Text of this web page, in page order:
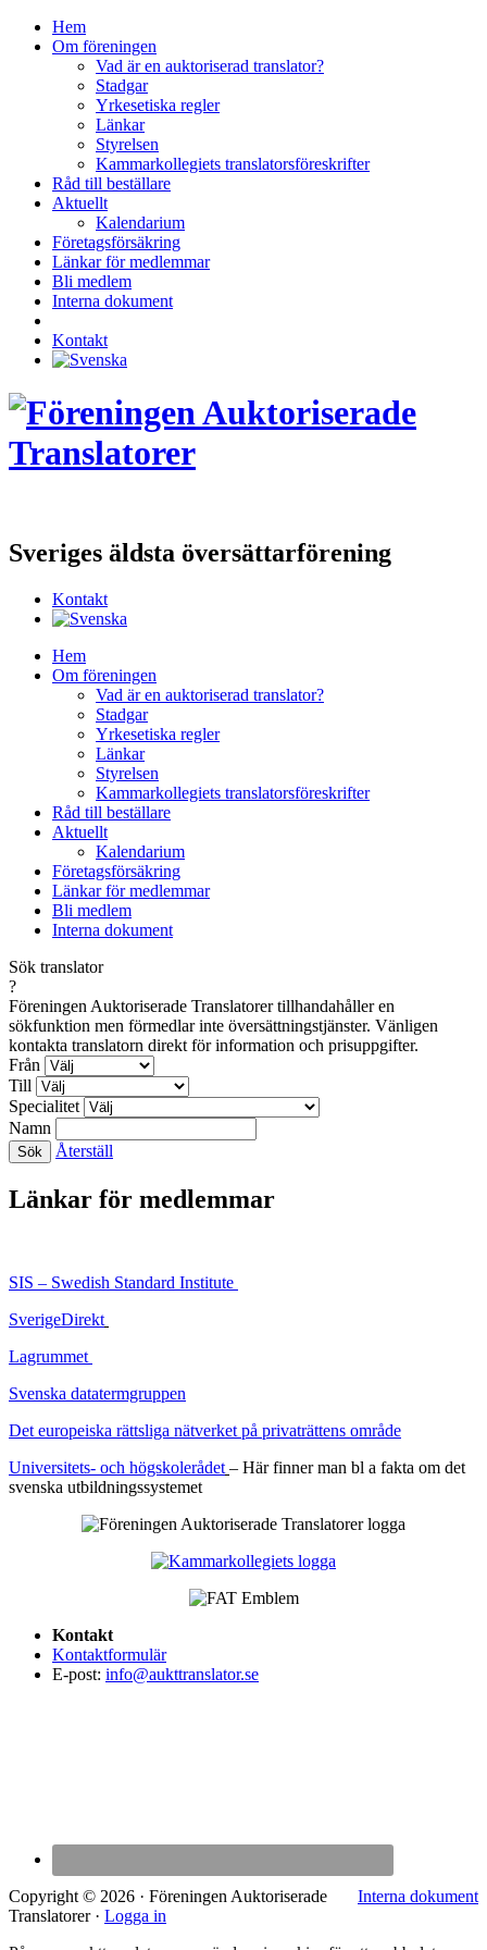
Hem
Om föreningen
Vad är en auktoriserad translator?
Stadgar
Yrkesetiska regler
Länkar
Styrelsen
Kammarkollegiets translatorsföreskrifter
Råd till beställare
Aktuellt
Kalendarium
Företagsförsäkring
Länkar för medlemmar
Bli medlem
Interna dokument
Kontakt
Sveriges äldsta översättarförening
Kontakt
Hem
Om föreningen
Vad är en auktoriserad translator?
Stadgar
Yrkesetiska regler
Länkar
Styrelsen
Kammarkollegiets translatorsföreskrifter
Råd till beställare
Aktuellt
Kalendarium
Företagsförsäkring
Länkar för medlemmar
Bli medlem
Interna dokument
Sök translator
?
Föreningen Auktoriserade Translatorer tillhandahåller en
sökfunktion men förmedlar inte översättningstjänster. Vänligen
kontakta translatorn direkt för information och prisuppgifter.
Från
Till
Specialitet
Namn
Återställ
Länkar för medlemmar
SIS – Swedish Standard Institute
SverigeDirekt
Lagrummet
Svenska datatermgruppen
Det europeiska rättsliga nätverket på privaträttens område
Universitets- och högskolerådet – Här finner man bl a fakta om det
svenska utbildningssystemet
Kontakt
Kontaktformulär
E-post: info@aukttranslator.se
Interna dokument
Copyright © 2026 · Föreningen Auktoriserade
Translatorer · Logga in